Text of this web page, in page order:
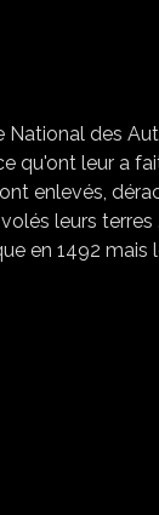
National des
qu'ont leur a
enlevés,
leurs terres
en 1492 mais